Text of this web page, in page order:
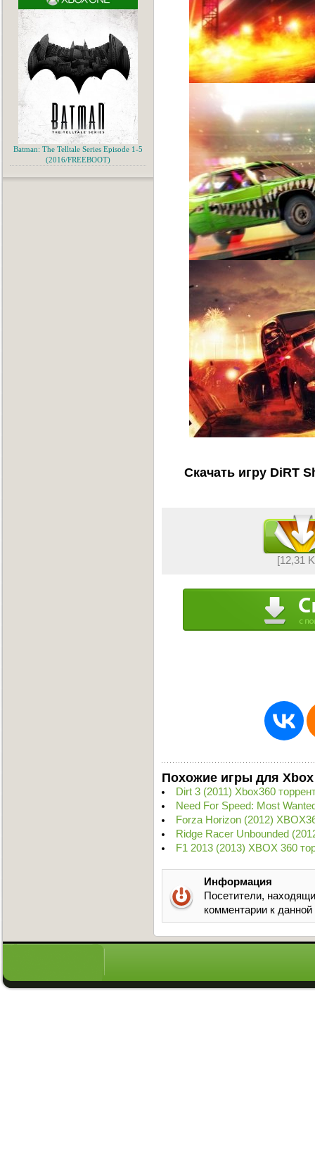
Скачать игру DiRT
[12,31
Похожие игры для Xbox
Dirt 3 (2011) Xbox360
Need For Speed: Most
Forza Horizon (2012)
Ridge Racer Unbounded
F1 2013 (2013) XBOX 360
Информация
Посетители,
комментарии к
Batman: The Telltale Series Episode 1-5
(2016/FREEBOOT)